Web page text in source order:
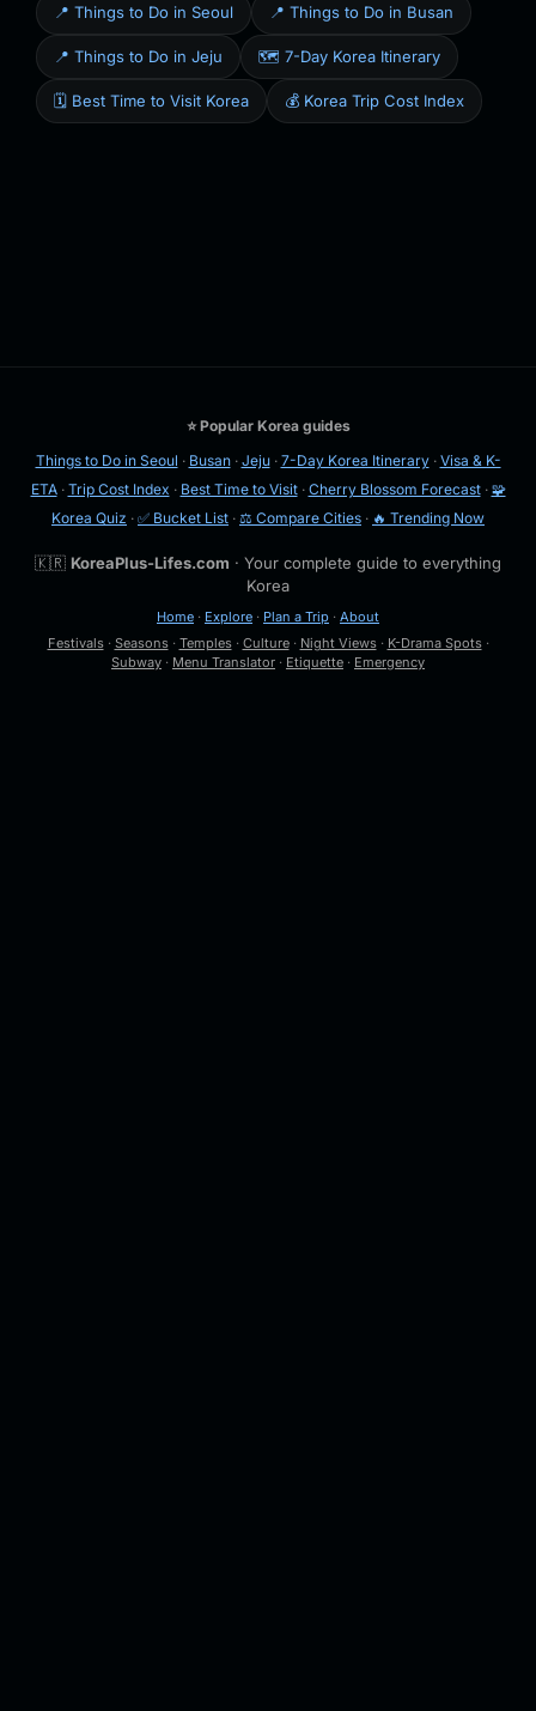
📍 Things to Do in Seoul 📍 Things to Do in Busan
📍 Things to Do in Jeju 🗺️ 7-Day Korea Itinerary
🗓️ Best Time to Visit Korea 💰 Korea Trip Cost Index
⭐ Popular Korea guides
Things to Do in Seoul · Busan· Jeju· 7-Day Korea Itinerary· Visa & K-
ETA· Trip Cost Index · Best Time to Visit· Cherry Blossom Forecast· 🧩
Korea Quiz · ✅ Bucket List · ⚖️ Compare Cities · 🔥 Trending Now
🇰🇷 KoreaPlus-Lifes.com · Your complete guide to everything
Korea
Home · Explore · Plan a Trip · About
Festivals· Seasons· Temples· Culture· Night Views· K-Drama Spots·
Subway · Menu Translator · Etiquette · Emergency